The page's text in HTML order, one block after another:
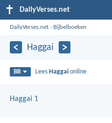
DailyVerses.net
DailyVerses.net › Bijbelboeken
Haggai
BB Lees Haggai online
Haggai 1